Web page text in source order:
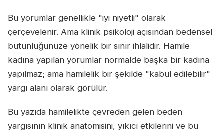
Bu yorumlar genellikle "iyi niyetli" olarak
çerçevelenir. Ama klinik psikoloji açısından bedensel
bütünlüğünüze yönelik bir sınır ihlalidir. Hamile
kadına yapılan yorumlar normalde başka bir kadına
yapılmaz; ama hamilelik bir şekilde "kabul edilebilir"
yargı alanı olarak görülür.
Bu yazıda hamilelikte çevreden gelen beden
yargısının klinik anatomisini, yıkıcı etkilerini ve bu